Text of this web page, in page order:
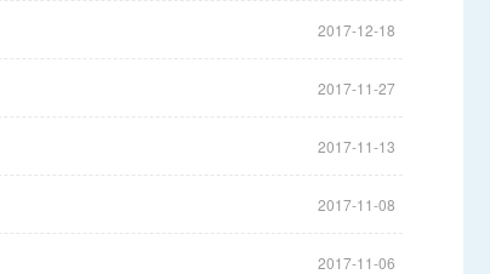
2017-12-18
2017-11-27
2017-11-13
2017-11-08
2017-11-06